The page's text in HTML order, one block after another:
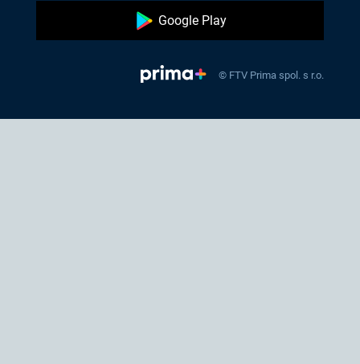
Google Play
© FTV Prima spol. s r.o.